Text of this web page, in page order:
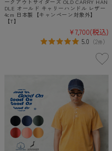
DLE オールド キャリーハンドル レザー
4cm 日本製【キャンペーン対象外】
【T】
¥7,700(税込)
5.0 （2件）